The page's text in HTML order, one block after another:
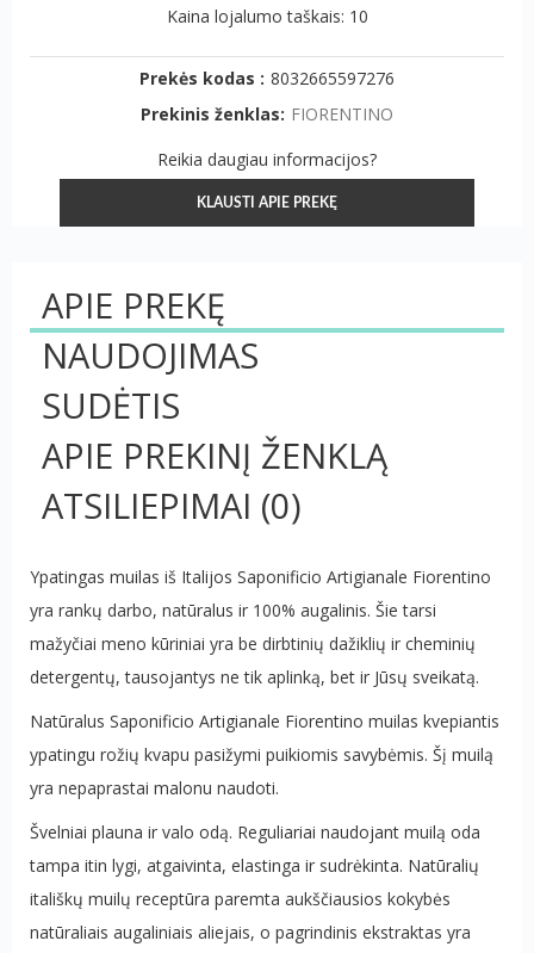
Kaina lojalumo taškais: 10
Prekės kodas : 8032665597276
Prekinis ženklas: FIORENTINO
Reikia daugiau informacijos?
KLAUSTI APIE PREKĘ
APIE PREKĘ
NAUDOJIMAS
SUDĖTIS
APIE PREKINĮ ŽENKLĄ
ATSILIEPIMAI (0)
Ypatingas muilas iš Italijos Saponificio Artigianale Fiorentino
yra rankų darbo, natūralus ir 100% augalinis. Šie tarsi
mažyčiai meno kūriniai yra be dirbtinių dažiklių ir cheminių
detergentų, tausojantys ne tik aplinką, bet ir Jūsų sveikatą.
Natūralus Saponificio Artigianale Fiorentino muilas kvepiantis
ypatingu rožių kvapu pasižymi puikiomis savybėmis. Šį muilą
yra nepaprastai malonu naudoti.
Švelniai plauna ir valo odą. Reguliariai naudojant muilą oda
tampa itin lygi, atgaivinta, elastinga ir sudrėkinta. Natūralių
itališkų muilų receptūra paremta aukščiausios kokybės
natūraliais augaliniais aliejais, o pagrindinis ekstraktas yra